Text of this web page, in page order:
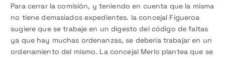
Para cerrar la comisión, y teniendo en cuenta que la misma
no tiene demasiados expedientes. la concejal Figueroa
sugiere que se trabaje en un digesto del código de faltas
ya que hay muchas ordenanzas, se debería trabajar en un
ordenamiento del mismo. La concejal Merlo plantea que se